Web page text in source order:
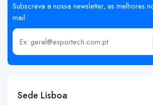
Subscreva a nossa newsletter, as melhores
mail
Insira o seu email
Sede Lisboa